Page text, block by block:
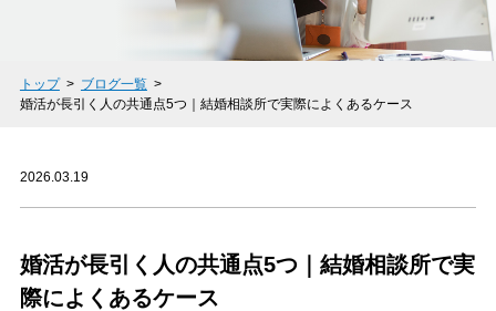
トップ
ブログ一覧
婚活が長引く人の共通点5つ｜結婚相談所で実際によくあるケース
2026.03.19
婚活が長引く人の共通点5つ｜結婚相談所で実
際によくあるケース